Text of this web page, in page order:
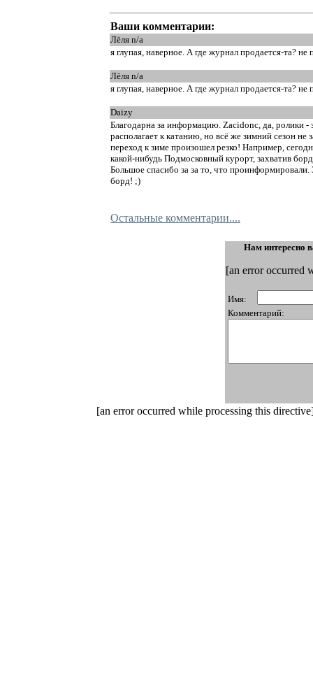
Ваши комментарии:
Лёля n/a
я глупая, наверное. А где журнал продается-та? не
Лёля n/a
я глупая, наверное. А где журнал продается-та? не
Daizy
Благодарна за информацию. Zacidonc, да, ролики
располагает к катанию, но всё же зимний сезон
переход к зиме произошел резко! Например,
какой-нибудь Подмосковный курорт, захватив
Большое спасибо за за то, что
борд! ;)
Остальные комментарии....
Нам интересно
[an error occurred
Имя:
Комментарий:
[an error occurred while processing this